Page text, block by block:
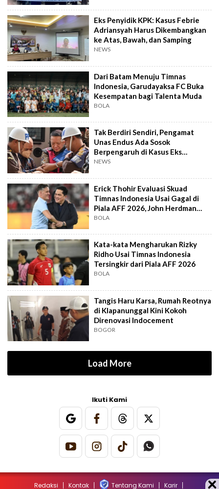
Eks Penyidik KPK: Kasus Febrie
Adriansyah Harus Dikembangkan
ke Atas, Bawah, dan Samping
NEWS
Dari Batam Menuju Timnas
Indonesia, Garudayaksa FC Buka
Kesempatan bagi Talenta Muda
BOLA
Tak Berdiri Sendiri, Pengamat
Unas Endus Ada Sosok
Berpengaruh di Kasus Eks
Jampidsus
NEWS
Erick Thohir Evaluasi Skuad
Timnas Indonesia Usai Gagal di
Piala AFF 2026, John Herdman
Out?
BOLA
Kata-kata Mengharukan Rizky
Ridho Usai Timnas Indonesia
Tersingkir dari Piala AFF 2026
BOLA
Tangis Haru Karsa, Rumah Reotnya
di Klapanunggal Kini Kokoh
Direnovasi Indocement
BOGOR
Load More
Ikuti Kami
Redaksi Kontak Tentang Kami Karir